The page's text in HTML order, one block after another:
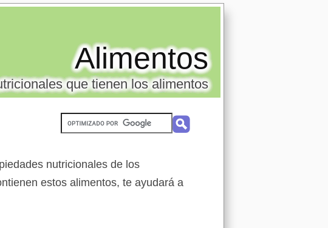
Alimentos
que tienen los alimentos
nutricionales de los
estos alimentos, te ayudará a